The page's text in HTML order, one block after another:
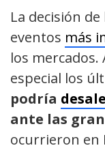
La decisión
eventos más
los
especial los
podría
ante las
ocurrieron en